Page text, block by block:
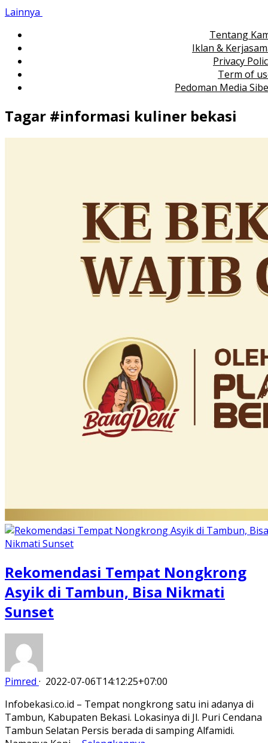
Lainnya
Tentang
Iklan &
Privacy
Term of
Pedoman Media
Tagar #informasi kuliner bekasi
Rekomendasi Tempat Nongkrong
Asyik di Tambun, Bisa Nikmati
Sunset
Pimred · 2022-07-06T14:12:25+07:00
Infobekasi.co.id – Tempat nongkrong satu ini adanya di
Tambun, Kabupaten Bekasi. Lokasinya di Jl. Puri Cendana
Tambun Selatan Persis berada di samping Alfamidi.